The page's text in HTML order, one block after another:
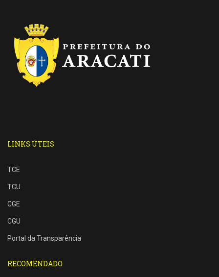
LINKS ÚTEIS
TCE
TCU
CGE
CGU
Portal da Transparência
RECOMENDADO